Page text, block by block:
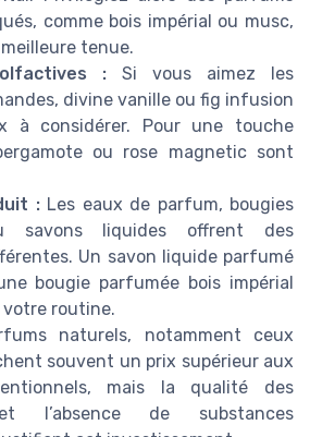
comme bois impérial ou musc,
tenue.
: Si vous aimez les
divine vanille ou fig infusion
à considérer. Pour une touche
ou rose magnetic sont
:Les eaux de parfum, bougies
savons liquides offrent des
Un savon liquide parfumé
bougie parfumée bois impérial
routine.
naturels, notamment ceux
souvent un prix supérieur aux
mais la qualité des
l’absence de substances